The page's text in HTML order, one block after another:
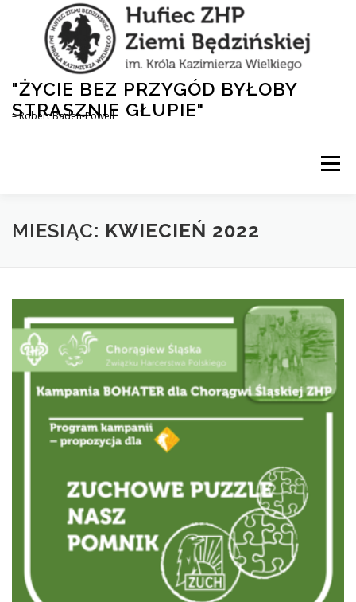
"ŻYCIE BEZ PRZYGÓD BYŁOBY
STRASZNIE GŁUPIE"
– Robert Baden-Powell
Menu
AKTUALNOŚCI HUFIEC DLA RODZICÓW
MIESIĄC: KWIECIEŃ 2022